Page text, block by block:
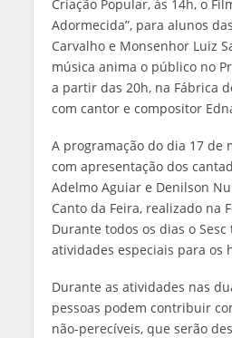
Criação Popular, às 14h, o
Adormecida”, para alunos
Carvalho e Monsenhor Luiz
música anima o público no
a partir das 20h, na Fábrica
com cantor e compositor
A programação do dia 17 de
com apresentação dos
Adelmo Aguiar e Denilson
Canto da Feira, realizado na
Durante todos os dias o
atividades especiais para os
Durante as atividades nas
pessoas podem contribuir
não-perecíveis, que serão